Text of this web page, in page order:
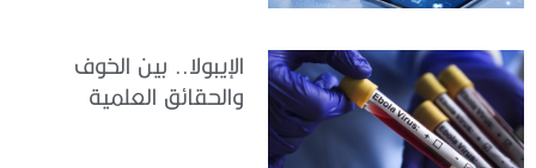
الإيبولا.. بين الخوف
والحقائق العلمية